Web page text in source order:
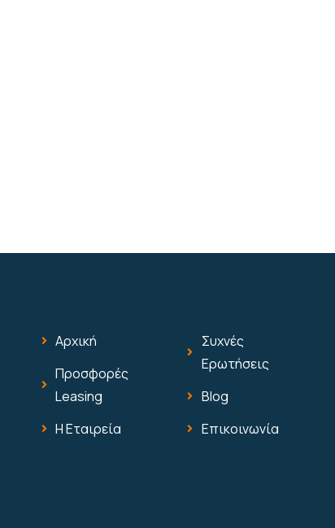
Αρχική
Προσφορές
Leasing
Η Εταιρεία
Συχνές
Ερωτήσεις
Blog
Επικοινωνία